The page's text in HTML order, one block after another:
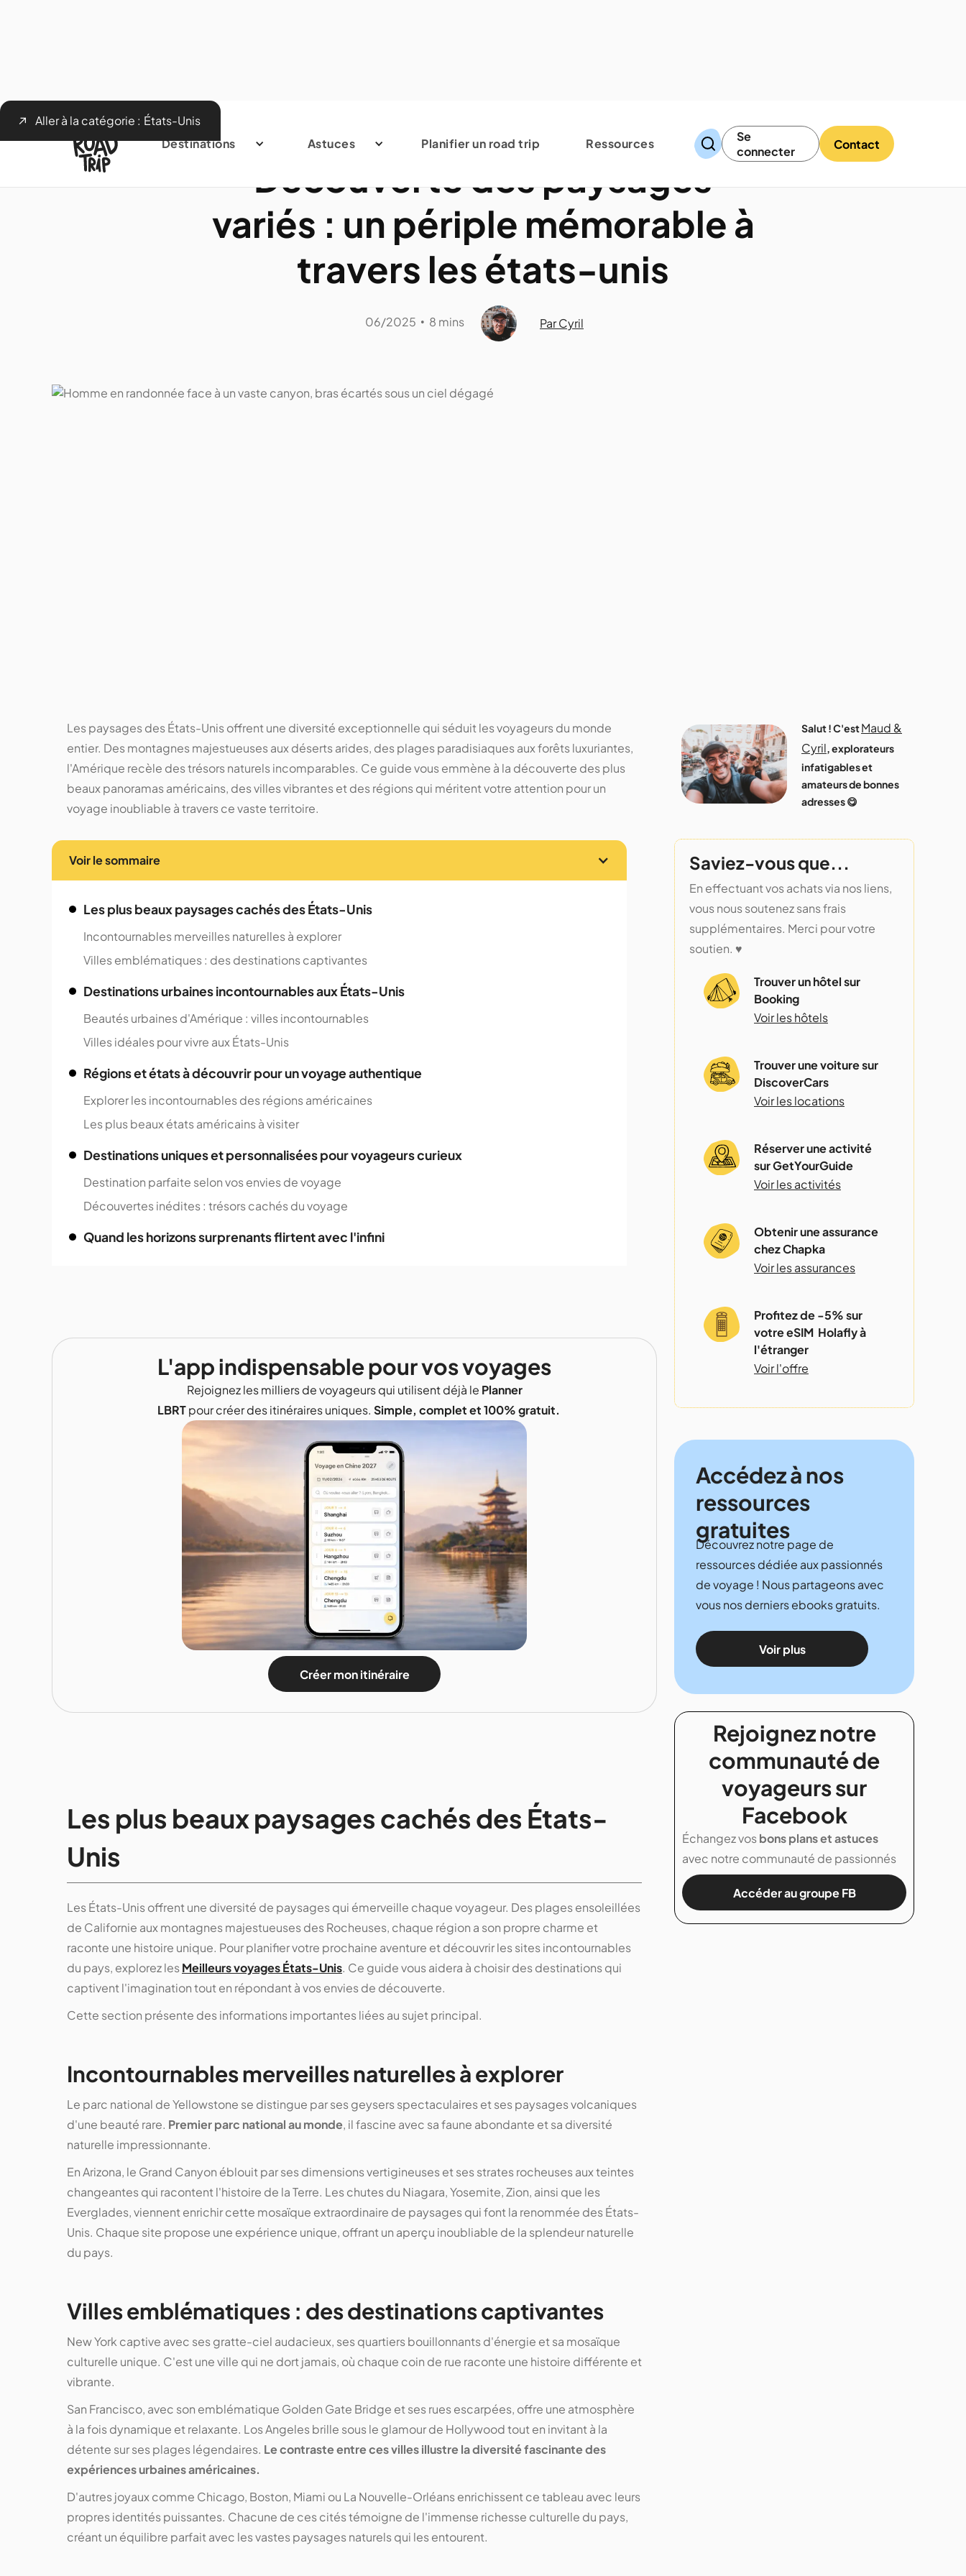
Destinations Astuces Planifier un road trip Ressources
Se
connecter
Contact
Aller à la catégorie : États-Unis
Découverte des paysages
variés : un périple mémorable à
travers les états-unis
06/2025 • 8 mins Par Cyril
Les paysages des États-Unis offrent une diversité exceptionnelle qui séduit les voyageurs du monde
entier. Des montagnes majestueuses aux déserts arides, des plages paradisiaques aux forêts luxuriantes,
l'Amérique recèle des trésors naturels incomparables. Ce guide vous emmène à la découverte des plus
beaux panoramas américains, des villes vibrantes et des régions qui méritent votre attention pour un
voyage inoubliable à travers ce vaste territoire.
Voir le sommaire
Les plus beaux paysages cachés des États-Unis
Incontournables merveilles naturelles à explorer
Villes emblématiques : des destinations captivantes
Destinations urbaines incontournables aux États-Unis
Beautés urbaines d'Amérique : villes incontournables
Villes idéales pour vivre aux États-Unis
Régions et états à découvrir pour un voyage authentique
Explorer les incontournables des régions américaines
Les plus beaux états américains à visiter
Destinations uniques et personnalisées pour voyageurs curieux
Destination parfaite selon vos envies de voyage
Découvertes inédites : trésors cachés du voyage
Quand les horizons surprenants flirtent avec l'infini
L'app indispensable pour vos voyages
Rejoignez les milliers de voyageurs qui utilisent déjà le Planner
LBRTpour créer des itinéraires uniques. Simple, complet et 100% gratuit.
Créer mon itinéraire
Les plus beaux paysages cachés des États-
Unis
Les États-Unis offrent une diversité de paysages qui émerveille chaque voyageur. Des plages ensoleillées
de Californie aux montagnes majestueuses des Rocheuses, chaque région a son propre charme et
raconte une histoire unique. Pour planifier votre prochaine aventure et découvrir les sites incontournables
du pays, explorez lesMeilleurs voyages États-Unis. Ce guide vous aidera à choisir des destinations qui
captivent l'imagination tout en répondant à vos envies de découverte.
Cette section présente des informations importantes liées au sujet principal.
Incontournables merveilles naturelles à explorer
Le parc national de Yellowstone se distingue par ses geysers spectaculaires et ses paysages volcaniques
d'une beauté rare. Premier parc national au monde, il fascine avec sa faune abondante et sa diversité
naturelle impressionnante.
En Arizona, le Grand Canyon éblouit par ses dimensions vertigineuses et ses strates rocheuses aux teintes
changeantes qui racontent l'histoire de la Terre. Les chutes du Niagara, Yosemite, Zion, ainsi que les
Everglades, viennent enrichir cette mosaïque extraordinaire de paysages qui font la renommée des États-
Unis. Chaque site propose une expérience unique, offrant un aperçu inoubliable de la splendeur naturelle
du pays.
Villes emblématiques : des destinations captivantes
New York captive avec ses gratte-ciel audacieux, ses quartiers bouillonnants d'énergie et sa mosaïque
culturelle unique. C'est une ville qui ne dort jamais, où chaque coin de rue raconte une histoire différente et
vibrante.
San Francisco, avec son emblématique Golden Gate Bridge et ses rues escarpées, offre une atmosphère
à la fois dynamique et relaxante. Los Angeles brille sous le glamour de Hollywood tout en invitant à la
détente sur ses plages légendaires. Le contraste entre ces villes illustre la diversité fascinante des
expériences urbaines américaines.
D'autres joyaux comme Chicago, Boston, Miami ou La Nouvelle-Orléans enrichissent ce tableau avec leurs
propres identités puissantes. Chacune de ces cités témoigne de l'immense richesse culturelle du pays,
créant un équilibre parfait avec les vastes paysages naturels qui les entourent.
Salut ! C'estMaud &
Cyril, explorateurs
infatigables et
amateurs de bonnes
adresses 😋
Saviez-vous que...
En effectuant vos achats via nos liens,
vous nous soutenez sans frais
supplémentaires. Merci pour votre
soutien. ♥️
Trouver un hôtel sur
Booking
Voir les hôtels
Trouver une voiture sur
DiscoverCars
Voir les locations
Réserver une activité
sur GetYourGuide
Voir les activités
Obtenir une assurance
chez Chapka
Voir les assurances
Profitez de -5% sur
votre eSIM Holafly à
l'étranger
Voir l'offre
Accédez à nos
ressources
gratuites
Découvrez notre page de
ressources dédiée aux passionnés
de voyage ! Nous partageons avec
vous nos derniers ebooks gratuits.
Voir plus
Rejoignez notre
communauté de
voyageurs sur
Facebook
Échangez vosbons plans et astuces
avec notre communauté de passionnés
Accéder au groupe FB